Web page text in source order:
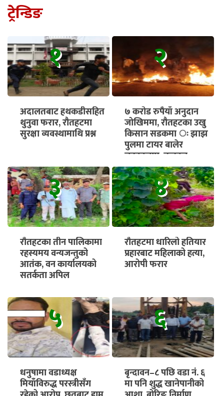
ट्रेन्डिङ
१
अदालतबाट हथकडीसहित
थुनुवा फरार, रौतहटमा
सुरक्षा व्यवस्थामाथि प्रश्न
२
७ करोड रुपैयाँ अनुदान
जोखिममा, रौतहटका उखु
किसान सडकमा ः झाझ
पुलमा टायर बालेर
चक्काजाम, तत्काल
भुक्तानी सुनिश्चित गर्न माग
३
रौतहटका तीन पालिकामा
रहस्यमय वन्यजन्तुको
आतंक, वन कार्यालयको
सतर्कता अपिल
४
रौतहटमा धारिलो हतियार
प्रहारबाट महिलाको हत्या,
आरोपी फरार
५
धनुषामा वडाध्यक्ष
मियाँविरुद्ध परस्त्रीसँग
६
बृन्दावन–८ पछि वडा नं. ६
मा पनि शुद्ध खानेपानीको